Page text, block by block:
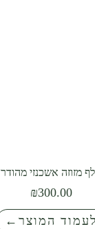
מזוזה אשכנזי מהודר
₪300.00
לעמוד המוצר←